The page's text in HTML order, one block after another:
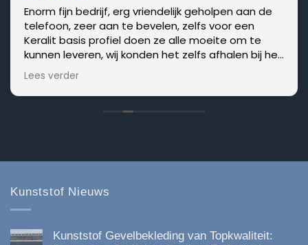
Enorm fijn bedrijf, erg vriendelijk geholpen aan de
telefoon, zeer aan te bevelen, zelfs voor een
Keralit basis profiel doen ze alle moeite om te
kunnen leveren, wij konden het zelfs afhalen bij het
magazijn waar ze het, zoals afgesproken, bij de
roldeur hadden gelegd! HULDE daarvoor hierdoor
konden we doorwerken zonder groot oponthoud.
Lees verder
Kunststof Nieuws
Kunststof Gevelbekleding van Topkwaliteit: